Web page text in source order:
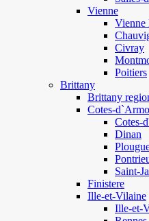
Vienne
Vienne
Civray
Poitiers
Brittany
Brittany
Cotes-
Cotes-
Dinan
Saint-
Finistere
Ille-et-Vilaine
Ille-et-